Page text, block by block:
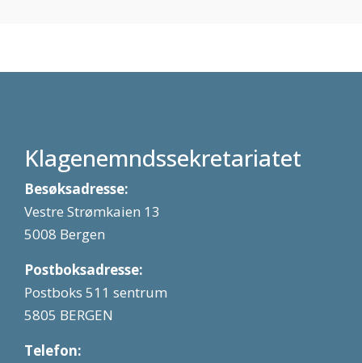
Klagenemndssekretariatet
Besøksadresse:
Vestre Strømkaien 13
5008 Bergen
Postboksadresse:
Postboks 511 sentrum
5805 BERGEN
Telefon: